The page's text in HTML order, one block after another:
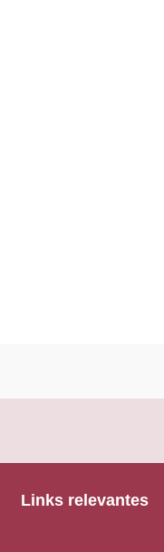
Links relevantes